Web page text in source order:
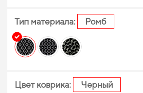
Тип материала: Ромб
Цвет коврика: Черный